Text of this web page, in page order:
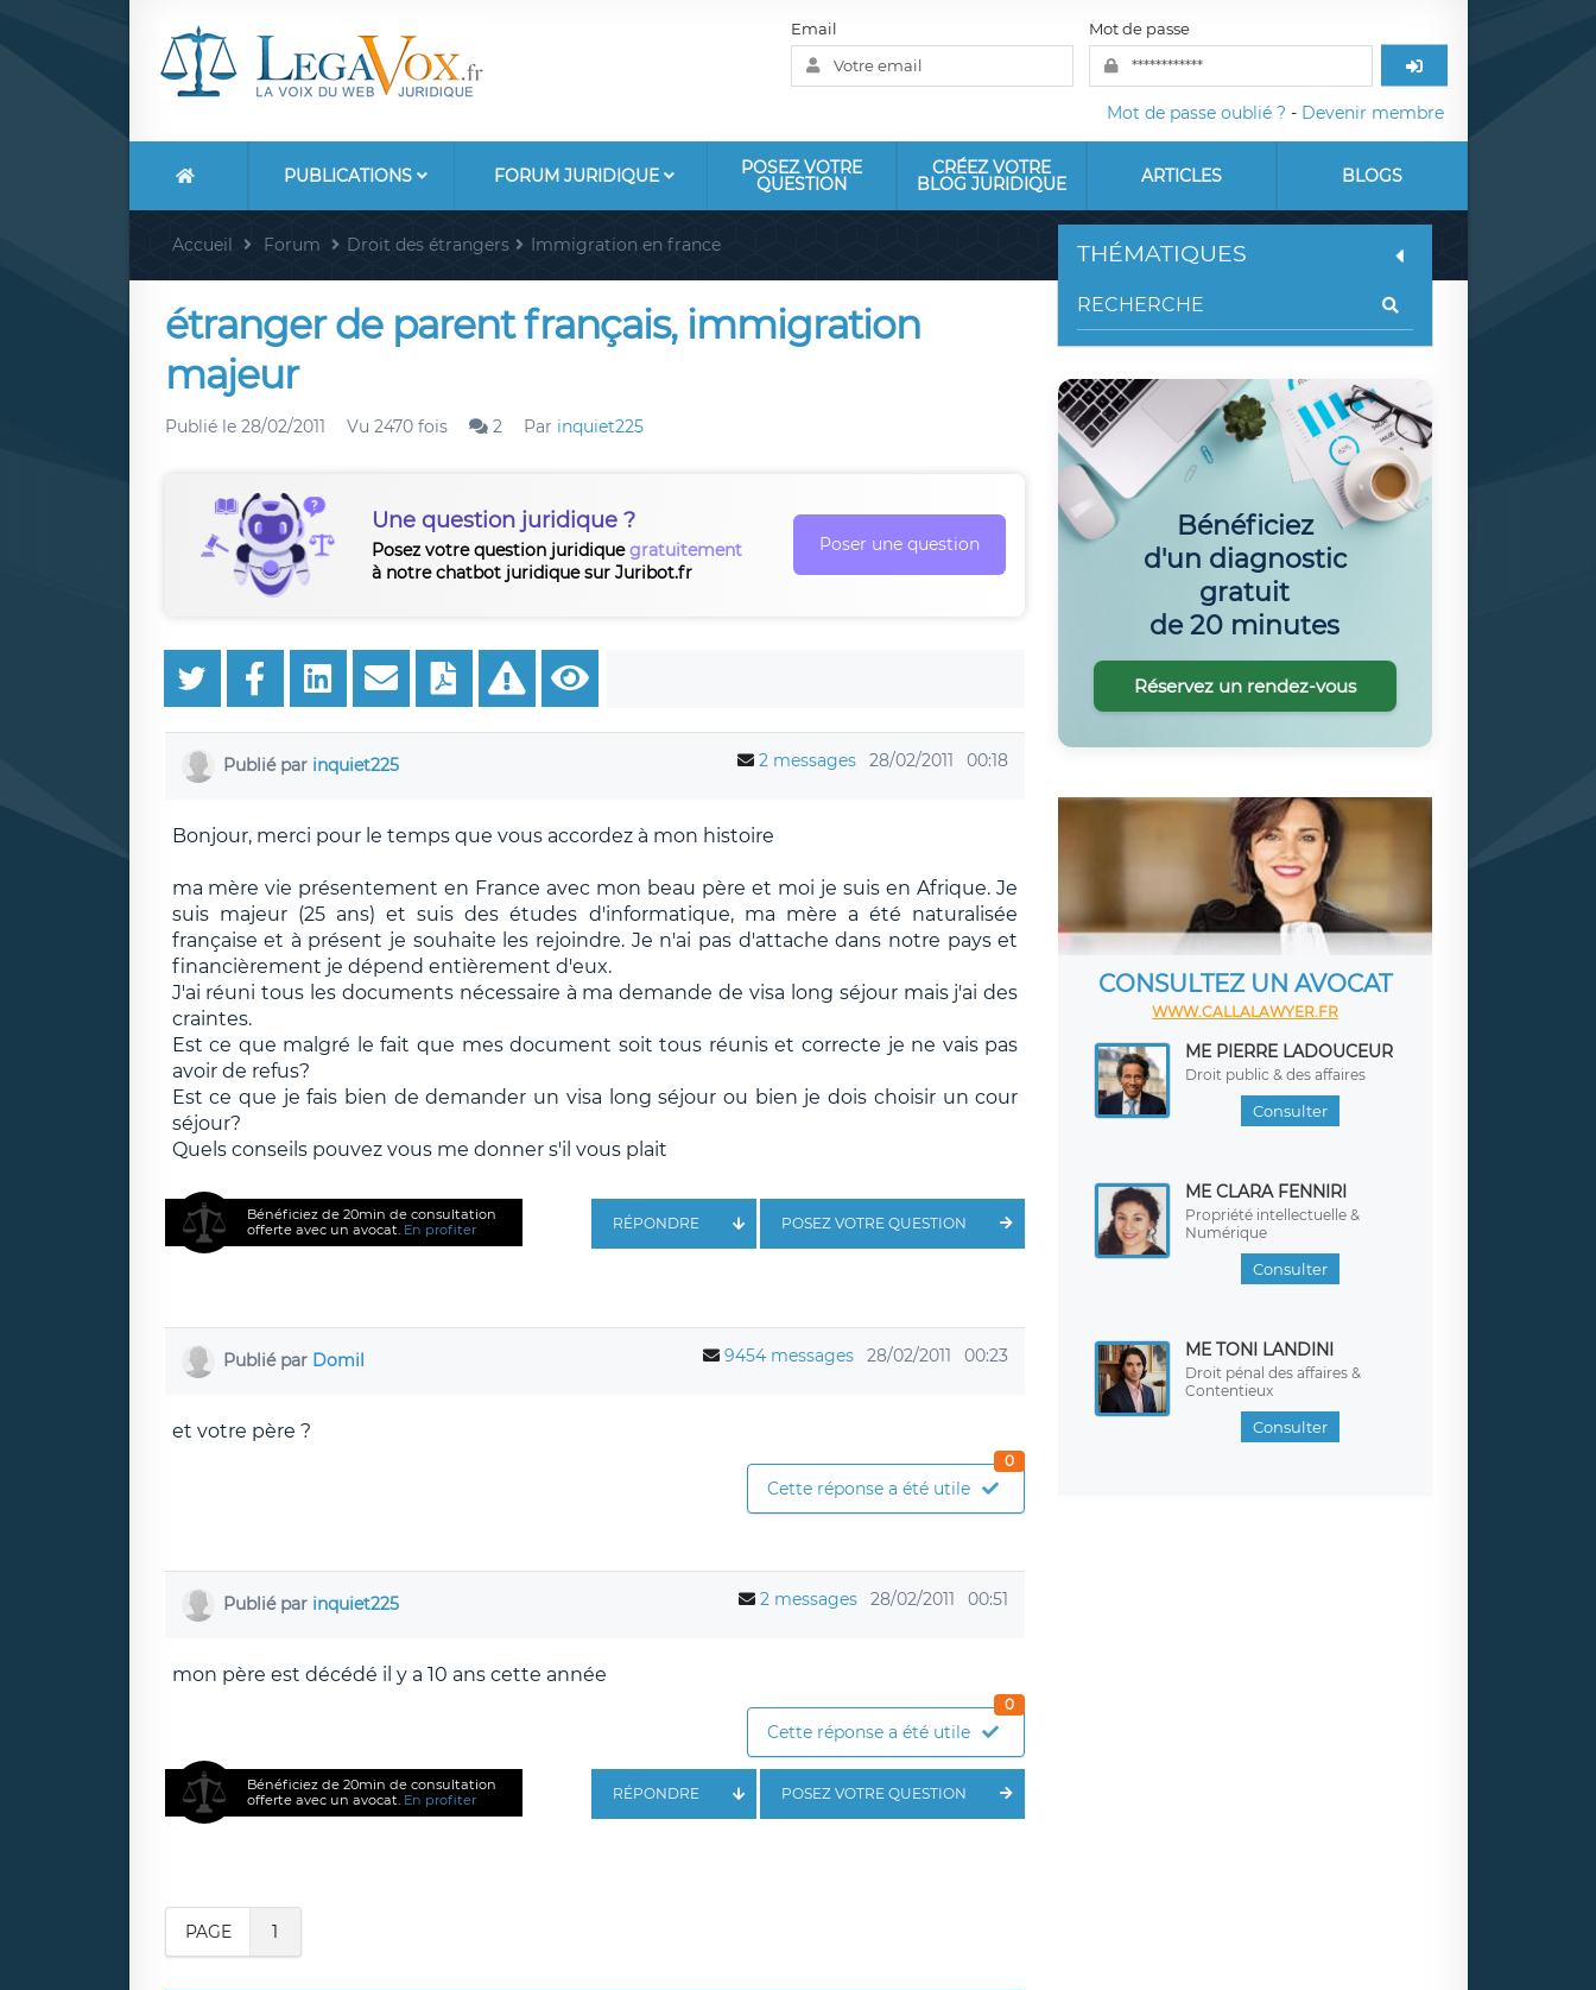
Email Mot de passe
Mot de passe oublié ? - Devenir membre
PUBLICATIONS FORUM JURIDIQUE POSEZ VOTRE
QUESTION
CRÉEZ VOTRE
BLOG JURIDIQUE ARTICLES BLOGS
Accueil Forum Droit des étrangers Immigration en france
étranger de parent français, immigration
majeur
Publié le 28/02/2011 Vu 2470 fois 2 Par inquiet225
Une question juridique ?
Posez votre question juridiquegratuitement
à notre chatbot juridique sur Juribot.fr
Poser une question
Publié par inquiet225 2 messages 28/02/2011 00:18
Bonjour, merci pour le temps que vous accordez à mon histoire
ma mère vie présentement en France avec mon beau père et moi je suis en Afrique. Je
suis majeur (25 ans) et suis des études d'informatique, ma mère a été naturalisée
française et à présent je souhaite les rejoindre. Je n'ai pas d'attache dans notre pays et
financièrement je dépend entièrement d'eux.
J'ai réuni tous les documents nécessaire à ma demande de visa long séjour mais j'ai des
craintes.
Est ce que malgré le fait que mes document soit tous réunis et correcte je ne vais pas
avoir de refus?
Est ce que je fais bien de demander un visa long séjour ou bien je dois choisir un cour
séjour?
Quels conseils pouvez vous me donner s'il vous plait
Bénéficiez de 20min de consultation
offerte avec un avocat. En profiter POSEZ VOTRE QUESTION
RÉPONDRE
Publié par Domil 9454 messages 28/02/2011 00:23
et votre père ?
Cette réponse a été utile
0
Publié par inquiet225 2 messages 28/02/2011 00:51
mon père est décédé il y a 10 ans cette année
Cette réponse a été utile
0
Bénéficiez de 20min de consultation
offerte avec un avocat. En profiter POSEZ VOTRE QUESTION
RÉPONDRE
PAGE 1
THÉMATIQUES
Bénéficiez
d'un diagnostic
gratuit
de 20 minutes
Réservez un rendez-vous
CONSULTEZ UN AVOCAT
WWW.CALLALAWYER.FR
ME PIERRE LADOUCEUR
Droit public & des affaires
Consulter
ME CLARA FENNIRI
Propriété intellectuelle &
Numérique
Consulter
ME TONI LANDINI
Droit pénal des affaires &
Contentieux
Consulter